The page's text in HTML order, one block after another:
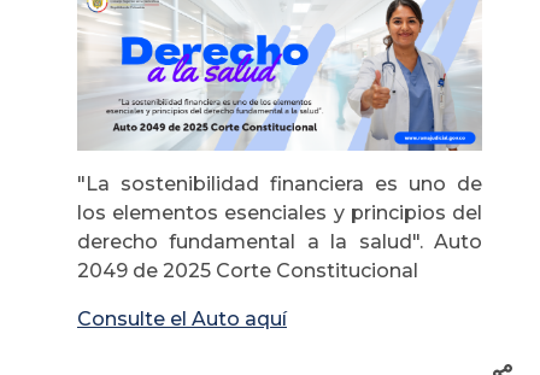
"La sostenibilidad financiera es uno de
los elementos esenciales y principios del
derecho fundamental a la salud". Auto
2049 de 2025 Corte Constitucional
Consulte el Auto aquí